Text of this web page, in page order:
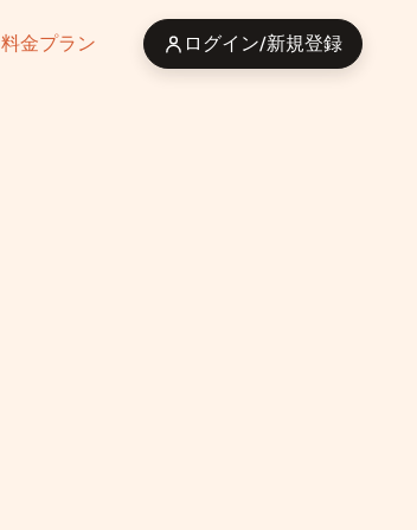
料金プラン ログイン/新規登録